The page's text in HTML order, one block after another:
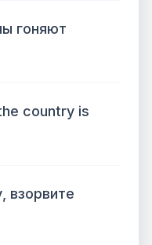
гоняют
country is
взорвите